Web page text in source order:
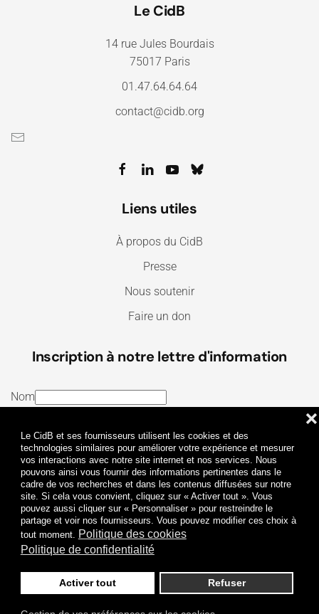
Le CidB et ses fournisseurs utilisent les cookies et des
technologies similaires pour améliorer votre expérience et mesurer
vos interactions avec notre site internet et nos services. Nous
pouvons ainsi vous fournir des informations pertinentes dans le
cadre de vos recherches et dans les contenus diffusées sur notre
site. Si cela vous convient, cliquez sur « Activer tout ». Vous
pouvez aussi cliquer sur « Personnaliser » pour restreindre le
partage et voir nos fournisseurs. Vous pouvez modifier ces choix à
tout moment. Politique des cookies
Politique de confidentialité
Activer tout Refuser
❌
Le CidB
14 rue Jules Bourdais
75017 Paris
01.47.64.64.64
contact@cidb.org
Liens utiles
À propos du CidB
Presse
Nous soutenir
Faire un don
Inscription à notre lettre d'information
Nom
J’ai lu et j’accepte lesTermes et conditionset la
Politique de confidentialité
Je m'abonne